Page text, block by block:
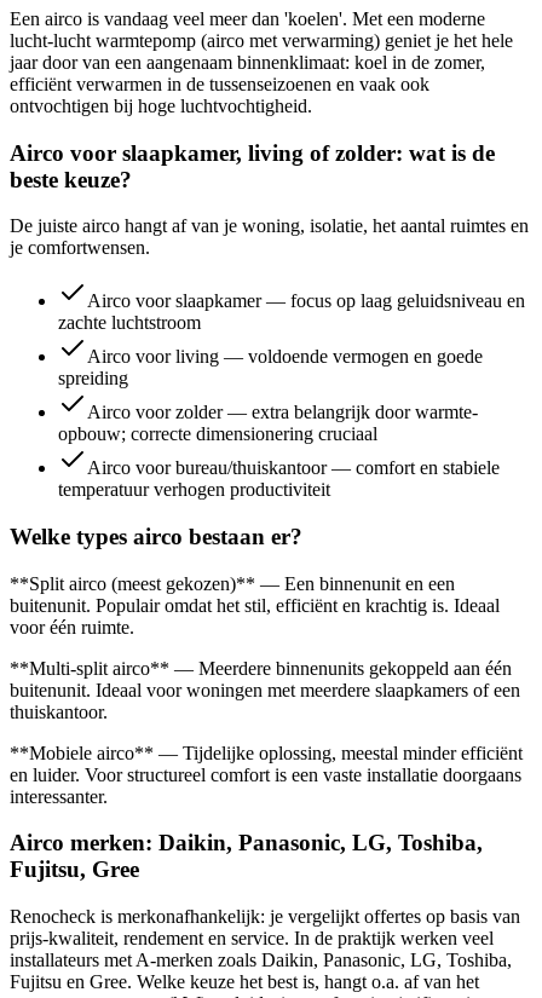
Een airco is vandaag veel meer dan 'koelen'. Met een moderne
lucht-lucht warmtepomp (airco met verwarming) geniet je het hele
jaar door van een aangenaam binnenklimaat: koel in de zomer,
efficiënt verwarmen in de tussenseizoenen en vaak ook
ontvochtigen bij hoge luchtvochtigheid.
Airco voor slaapkamer, living of zolder: wat is de
beste keuze?
De juiste airco hangt af van je woning, isolatie, het aantal ruimtes en
je comfortwensen.
Airco voor slaapkamer — focus op laag geluidsniveau en
zachte luchtstroom
Airco voor living — voldoende vermogen en goede
spreiding
Airco voor zolder — extra belangrijk door warmte-
opbouw; correcte dimensionering cruciaal
Airco voor bureau/thuiskantoor — comfort en stabiele
temperatuur verhogen productiviteit
Welke types airco bestaan er?
**Split airco (meest gekozen)** — Een binnenunit en een
buitenunit. Populair omdat het stil, efficiënt en krachtig is. Ideaal
voor één ruimte.
**Multi-split airco** — Meerdere binnenunits gekoppeld aan één
buitenunit. Ideaal voor woningen met meerdere slaapkamers of een
thuiskantoor.
**Mobiele airco** — Tijdelijke oplossing, meestal minder efficiënt
en luider. Voor structureel comfort is een vaste installatie doorgaans
interessanter.
Airco merken: Daikin, Panasonic, LG, Toshiba,
Fujitsu, Gree
Renocheck is merkonafhankelijk: je vergelijkt offertes op basis van
prijs-kwaliteit, rendement en service. In de praktijk werken veel
installateurs met A-merken zoals Daikin, Panasonic, LG, Toshiba,
Fujitsu en Gree. Welke keuze het best is, hangt o.a. af van het